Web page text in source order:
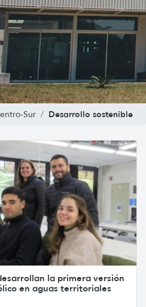
Sur Desarrollo sostenible
la primera versión
en aguas territoriales